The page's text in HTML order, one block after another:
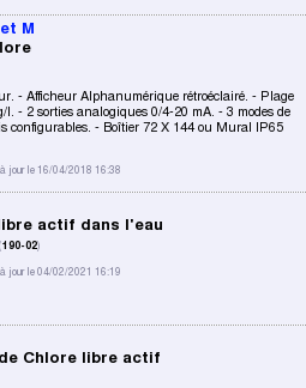
M
- Afficheur Alphanumérique rétroéclairé. - Plage
l. - 2 sorties analogiques 0/4-20 mA. - 3 modes de
configurables. - Boîtier 72 X 144 ou Mural IP65
jour le 16/04/2018 16:38
actif dans l'eau
190-02)
jour le 04/02/2021 16:19
Chlore libre actif